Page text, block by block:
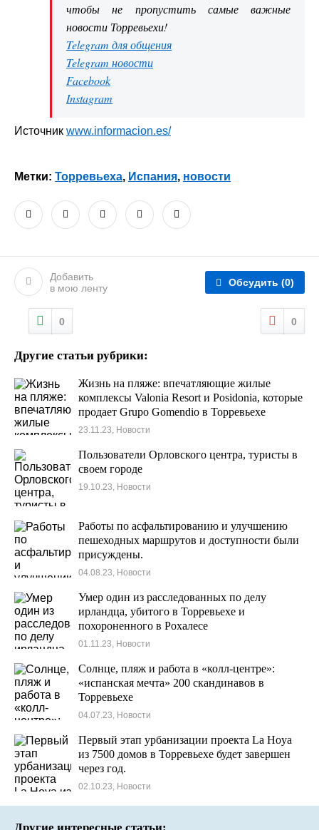
чтобы не пропустить самые важные
новости Торревьехи!
Telegram для общения
Telegram новости
Facebook
Instagram
Источник www.informacion.es/
Метки: Торревьеха, Испания, новости
Добавить
в мою ленту
Обсудить (0)
0 0
Другие статьи рубрики:
Жизнь на пляже: впечатляющие жилые
комплексы Valonia Resort и Posidonia, которые
продает Grupo Gomendio в Торревьехе
23.11.23, Новости
Пользователи Орловского центра, туристы в
своем городе
19.10.23, Новости
Работы по асфальтированию и улучшению
пешеходных маршрутов и доступности были
присуждены.
04.08.23, Новости
Умер один из расследованных по делу
ирландца, убитого в Торревьехе и
похороненного в Рохалесе
01.11.23, Новости
Солнце, пляж и работа в «колл-центре»:
«испанская мечта» 200 скандинавов в
Торревьехе
04.07.23, Новости
Первый этап урбанизации проекта La Hoya
из 7500 домов в Торревьехе будет завершен
через год.
02.10.23, Новости
Другие интересные статьи: